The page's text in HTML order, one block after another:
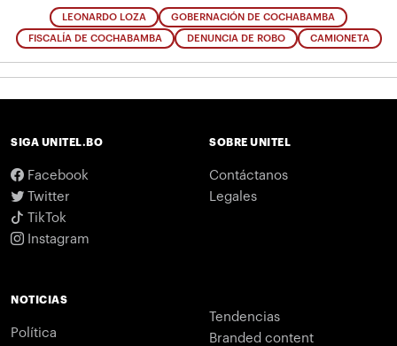
LEONARDO LOZA GOBERNACIÓN DE COCHABAMBA
FISCALÍA DE COCHABAMBA DENUNCIA DE ROBO CAMIONETA
SIGA UNITEL.BO
Facebook
Twitter
TikTok
Instagram
SOBRE UNITEL
Contáctanos
Legales
NOTICIAS
Política
Tendencias
Branded content